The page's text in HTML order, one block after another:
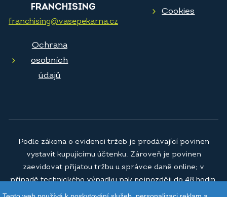
FRANCHISING
franchising@vasepekarna.cz
Cookies
Ochrana
osobních
údajů
Podle zákona o evidenci tržeb je prodávající povinen
vystavit kupujícímu účtenku. Zároveň je povinen
zaevidovat přijatou tržbu u správce daně online; v
případě technického výpadku pak nejpozději do 48 hodin.